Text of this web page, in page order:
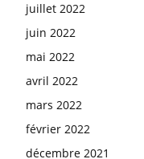
juillet 2022
juin 2022
mai 2022
avril 2022
mars 2022
février 2022
décembre 2021